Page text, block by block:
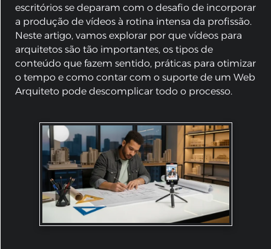
escritórios se deparam com o desafio de incorporar
a produção de vídeos à rotina intensa da profissão.
Neste artigo, vamos explorar por que vídeos para
arquitetos são tão importantes, os tipos de
conteúdo que fazem sentido, práticas para otimizar
o tempo e como contar com o suporte de um Web
Arquiteto pode descomplicar todo o processo.